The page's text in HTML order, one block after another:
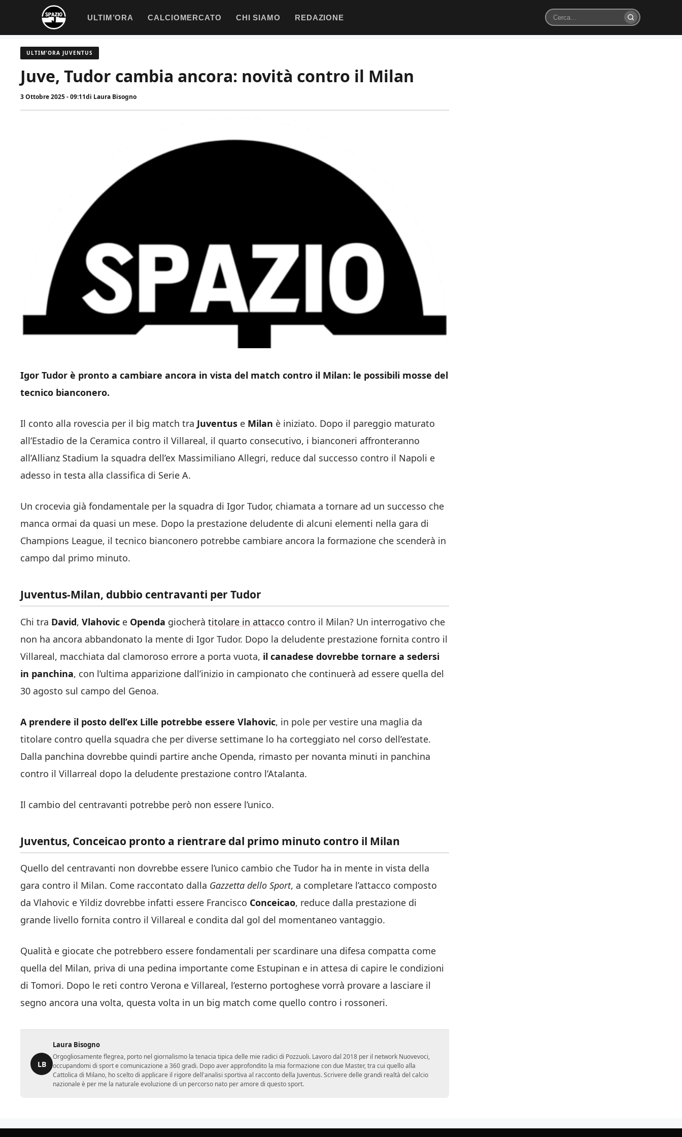
contenuto
ULTIM’ORA CALCIOMERCATO CHI SIAMO REDAZIONE
Cerca
ULTIM'ORA JUVENTUS
Juve, Tudor cambia ancora: novità contro il Milan
3 Ottobre 2025 - 09:11di Laura Bisogno
Igor Tudor è pronto a cambiare ancora in vista del match contro il Milan: le possibili mosse del
tecnico bianconero.
Il conto alla rovescia per il big match tra Juventus e Milan è iniziato. Dopo il pareggio maturato
all’Estadio de la Ceramica contro il Villareal, il quarto consecutivo, i bianconeri affronteranno
all’Allianz Stadium la squadra dell’ex Massimiliano Allegri, reduce dal successo contro il Napoli e
adesso in testa alla classifica di Serie A.
Un crocevia già fondamentale per la squadra di Igor Tudor, chiamata a tornare ad un successo che
manca ormai da quasi un mese. Dopo la prestazione deludente di alcuni elementi nella gara di
Champions League, il tecnico bianconero potrebbe cambiare ancora la formazione che scenderà in
campo dal primo minuto.
Juventus-Milan, dubbio centravanti per Tudor
Chi tra David, Vlahovic e Openda giocherà titolare in attacco contro il Milan? Un interrogativo che
non ha ancora abbandonato la mente di Igor Tudor. Dopo la deludente prestazione fornita contro il
Villareal, macchiata dal clamoroso errore a porta vuota, il canadese dovrebbe tornare a sedersi
in panchina, con l’ultima apparizione dall’inizio in campionato che continuerà ad essere quella del
30 agosto sul campo del Genoa.
A prendere il posto dell’ex Lille potrebbe essere Vlahovic, in pole per vestire una maglia da
titolare contro quella squadra che per diverse settimane lo ha corteggiato nel corso dell’estate.
Dalla panchina dovrebbe quindi partire anche Openda, rimasto per novanta minuti in panchina
contro il Villarreal dopo la deludente prestazione contro l’Atalanta.
Il cambio del centravanti potrebbe però non essere l’unico.
Juventus, Conceicao pronto a rientrare dal primo minuto contro il Milan
Quello del centravanti non dovrebbe essere l’unico cambio che Tudor ha in mente in vista della
gara contro il Milan. Come raccontato dalla Gazzetta dello Sport, a completare l’attacco composto
da Vlahovic e Yildiz dovrebbe infatti essere Francisco Conceicao, reduce dalla prestazione di
grande livello fornita contro il Villareal e condita dal gol del momentaneo vantaggio.
Qualità e giocate che potrebbero essere fondamentali per scardinare una difesa compatta come
quella del Milan, priva di una pedina importante come Estupinan e in attesa di capire le condizioni
di Tomori. Dopo le reti contro Verona e Villareal, l’esterno portoghese vorrà provare a lasciare il
segno ancora una volta, questa volta in un big match come quello contro i rossoneri.
LB
Laura Bisogno
Orgogliosamente flegrea, porto nel giornalismo la tenacia tipica delle mie radici di Pozzuoli. Lavoro dal 2018 per il network Nuovevoci,
occupandomi di sport e comunicazione a 360 gradi. Dopo aver approfondito la mia formazione con due Master, tra cui quello alla
Cattolica di Milano, ho scelto di applicare il rigore dell'analisi sportiva al racconto della Juventus. Scrivere delle grandi realtà del calcio
nazionale è per me la naturale evoluzione di un percorso nato per amore di questo sport.